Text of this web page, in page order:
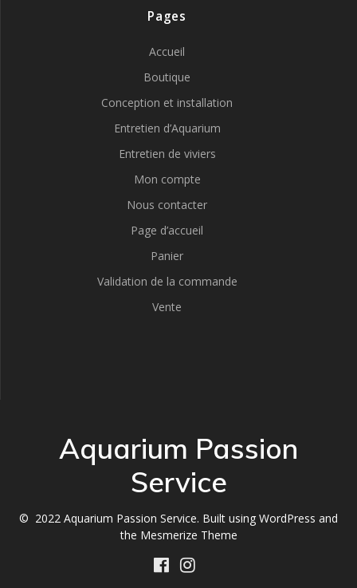
Pages
Accueil
Boutique
Conception et installation
Entretien d’Aquarium
Entretien de viviers
Mon compte
Nous contacter
Page d’accueil
Panier
Validation de la commande
Vente
Aquarium Passion
Service
© 2022 Aquarium Passion Service. Built using WordPress and
the Mesmerize Theme